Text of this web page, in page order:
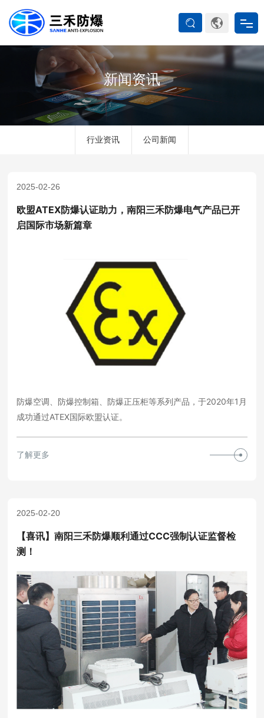
防爆产品
防爆箱柜
新闻资讯
行业资讯 公司新闻
2025-02-26
欧盟ATEX防爆认证助力，南阳三禾防爆电气产品已开
启国际市场新篇章
防爆空调、防爆控制箱、防爆正压柜等系列产品，于2020年1月
成功通过ATEX国际欧盟认证。
了解更多
2025-02-20
【喜讯】南阳三禾防爆顺利通过CCC强制认证监督检
测！